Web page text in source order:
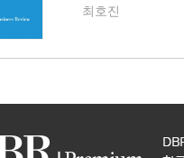
최호진